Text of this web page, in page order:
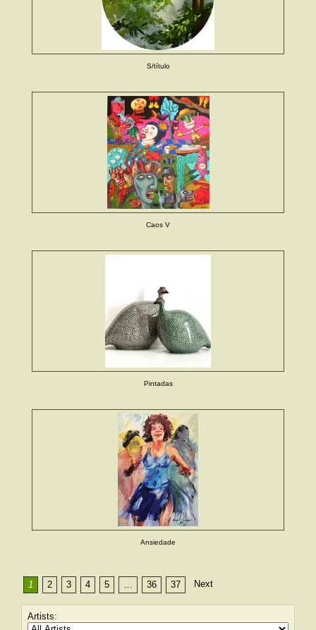
S/título
Caos V
Pintadas
Ansiedade
1 2 3 4 5 … 36 37 Next
Artists: